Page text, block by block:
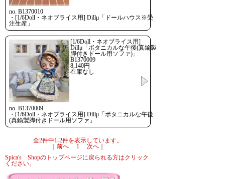
no. B1370010
・[1/6Doll・ネオブライス用] Dillμ「ドールハウス※受
注生産」
[1/6Doll・ネオブライス用]
Dillμ「ボタニカルな午後(真鍮製
脚付きドール用ソファ)」
B1370009
8,140円
在庫なし
no. B1370009
・[1/6Doll・ネオブライス用] Dillμ「ボタニカルな午後
(真鍮製脚付きドール用ソファ」
全2件中1-2件を表示しています。
｜前へ 1 次へ｜
Spica's Shopのトップページに戻られる方はクリック
ください。